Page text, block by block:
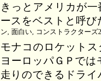
きっとアメリカが
ースをベストと呼
ン, 面白い, コンストラクターズ
モナコのロケット
ヨーロッパＧＰで
走りのできるドラ